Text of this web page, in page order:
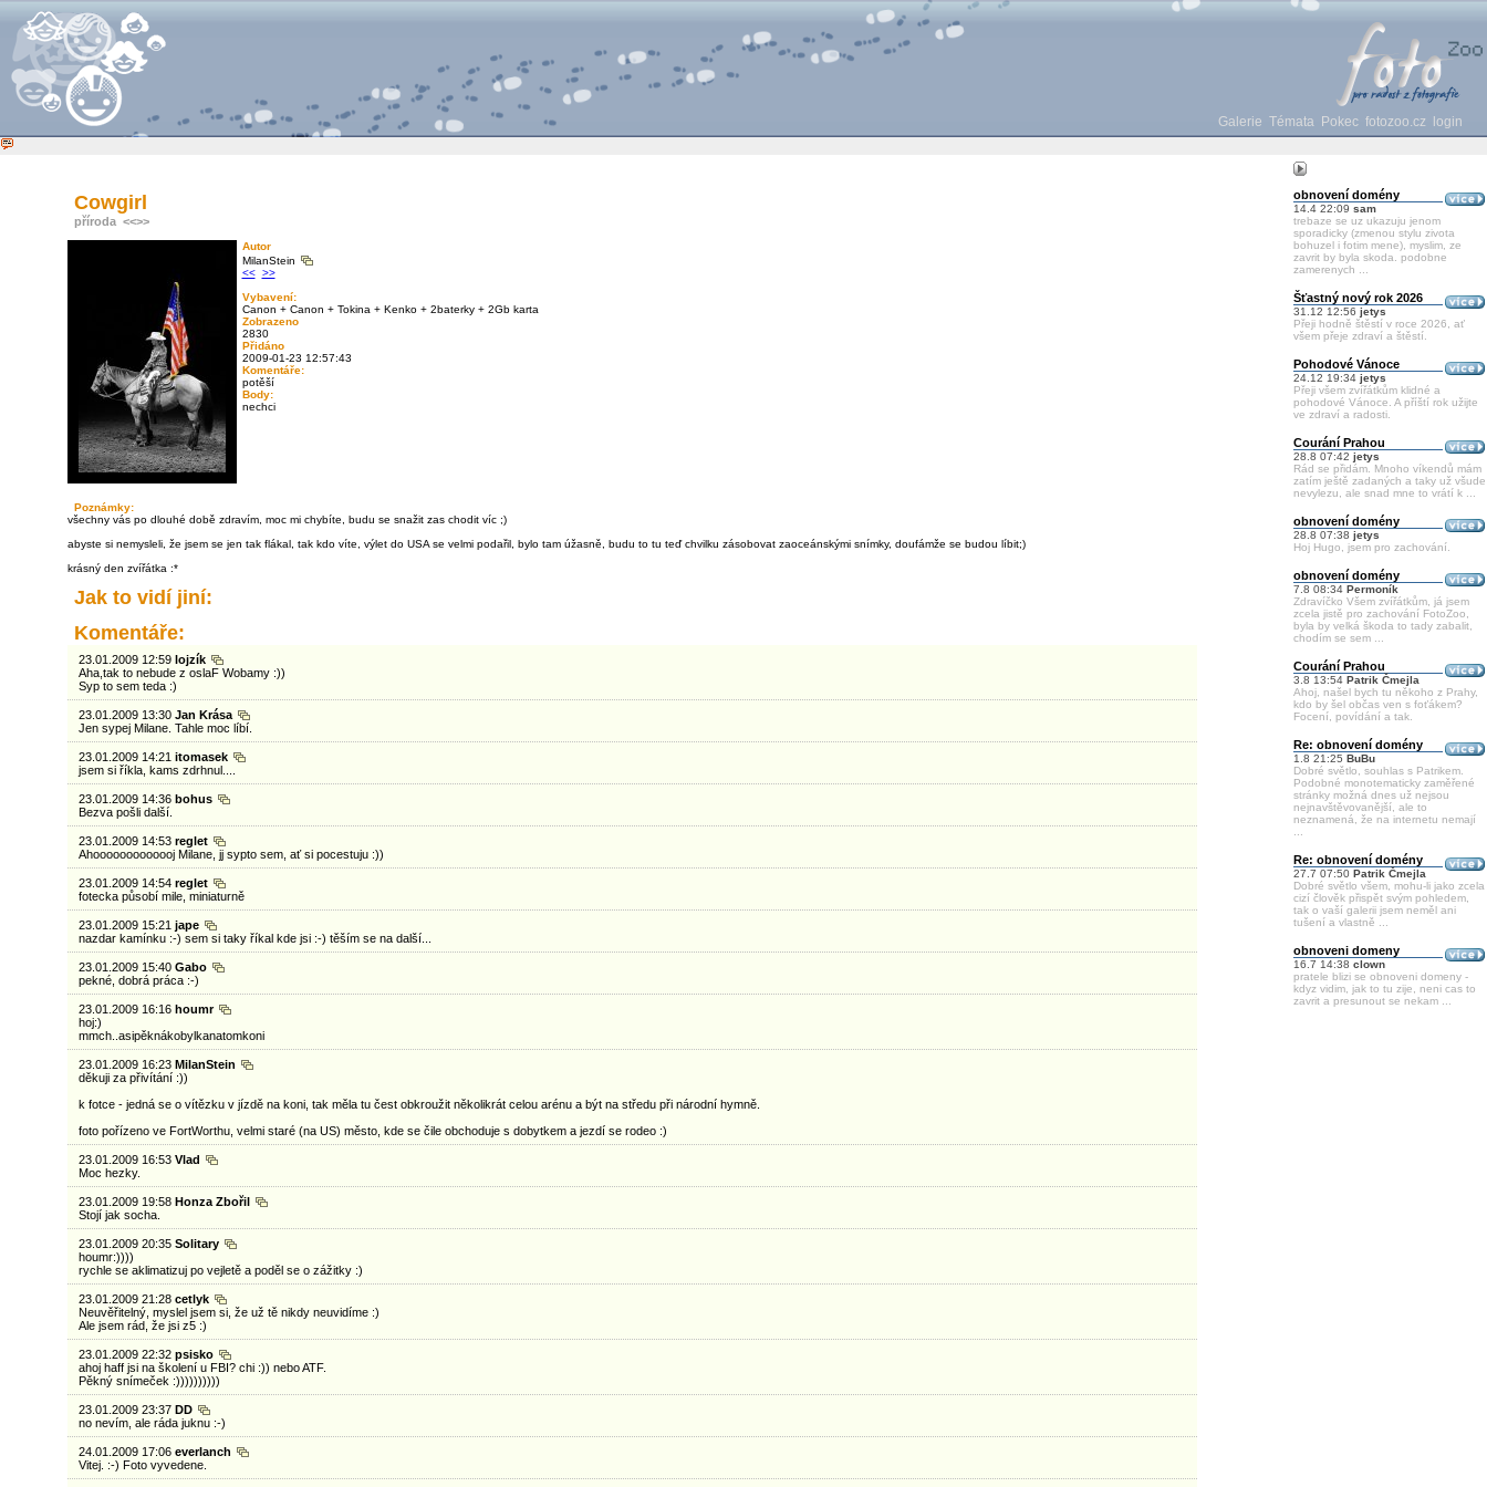
Galerie Témata Pokec fotozoo.cz login
obnovení domény
14.4 22:09 sam
trebaze se uz ukazuju jenom
sporadicky (zmenou stylu zivota
bohuzel i fotim mene), myslim, ze
zavrit by byla skoda. podobne
zamerenych ...
Šťastný nový rok 2026
31.12 12:56 jetys
Přeji hodně štěstí v roce 2026, ať
všem přeje zdraví a štěstí.
Pohodové Vánoce
24.12 19:34 jetys
Přeji všem zvířátkům klidné a
pohodové Vánoce. A příští rok užijte
ve zdraví a radosti.
Courání Prahou
28.8 07:42 jetys
Rád se přidám. Mnoho víkendů mám
zatím ještě zadaných a taky už všude
nevylezu, ale snad mne to vrátí k ...
obnovení domény
28.8 07:38 jetys
Hoj Hugo, jsem pro zachování.
obnovení domény
7.8 08:34 Permoník
Zdravíčko Všem zvířátkům, já jsem
zcela jistě pro zachování FotoZoo,
byla by velká škoda to tady zabalit,
chodím se sem ...
Courání Prahou
3.8 13:54 Patrik Čmejla
Ahoj, našel bych tu někoho z Prahy,
kdo by šel občas ven s foťákem?
Focení, povídání a tak.
Re: obnovení domény
1.8 21:25 BuBu
Dobré světlo, souhlas s Patrikem.
Podobné monotematicky zaměřené
stránky možná dnes už nejsou
nejnavštěvovanější, ale to
neznamená, že na internetu nemají
Re: obnovení domény
27.7 07:50 Patrik Čmejla
Dobré světlo všem, mohu-li jako zcela
cizí člověk přispět svým pohledem,
tak o vaší galerii jsem neměl ani
tušení a vlastně ...
obnoveni domeny
16.7 14:38 clown
pratele blizi se obnoveni domeny -
kdyz vidim, jak to tu zije, neni cas to
zavrit a presunout se nekam ...
Cowgirl
příroda <<>>
Autor
MilanStein
<< >>
Vybavení:
Canon + Canon + Tokina + Kenko + 2baterky + 2Gb karta
Zobrazeno
2830
Přidáno
2009-01-23 12:57:43
Komentáře:
potěší
Body:
nechci
Poznámky:
všechny vás po dlouhé době zdravím, moc mi chybíte, budu se snažit zas chodit víc ;)
abyste si nemysleli, že jsem se jen tak flákal, tak kdo víte, výlet do USA se velmi podařil, bylo tam úžasně, budu to tu teď chvilku zásobovat zaoceánskými snímky, doufámže se budou líbit;)
krásný den zvířátka :*
Jak to vidí jiní:
Komentáře:
23.01.2009 12:59 lojzík
Aha,tak to nebude z oslaF Wobamy :))
Syp to sem teda :)
23.01.2009 13:30 Jan Krása
Jen sypej Milane. Tahle moc líbí.
23.01.2009 14:21 itomasek
jsem si říkla, kams zdrhnul....
23.01.2009 14:36 bohus
Bezva pošli další.
23.01.2009 14:53 reglet
Ahooooooooooooj Milane, jj sypto sem, ať si pocestuju :))
23.01.2009 14:54 reglet
fotecka působí mile, miniaturně
23.01.2009 15:21 jape
nazdar kamínku :-) sem si taky říkal kde jsi :-) těším se na další...
23.01.2009 15:40 Gabo
pekné, dobrá práca :-)
23.01.2009 16:16 houmr
hoj:)
mmch..asipěknákobylkanatomkoni
23.01.2009 16:23 MilanStein
děkuji za přivítání :))
k fotce - jedná se o vítězku v jízdě na koni, tak měla tu čest obkroužit několikrát celou arénu a být na středu při národní hymně.
foto pořízeno ve FortWorthu, velmi staré (na US) město, kde se čile obchoduje s dobytkem a jezdí se rodeo :)
23.01.2009 16:53 Vlad
Moc hezky.
23.01.2009 19:58 Honza Zbořil
Stojí jak socha.
23.01.2009 20:35 Solitary
houmr:))))
rychle se aklimatizuj po vejletě a poděl se o zážitky :)
23.01.2009 21:28 cetlyk
Neuvěřitelný, myslel jsem si, že už tě nikdy neuvidíme :)
Ale jsem rád, že jsi z5 :)
23.01.2009 22:32 psisko
ahoj haff jsi na školení u FBI? chi :)) nebo ATF.
Pěkný snímeček :))))))))))
23.01.2009 23:37 DD
no nevím, ale ráda juknu :-)
24.01.2009 17:06 everlanch
Vitej. :-) Foto vyvedene.